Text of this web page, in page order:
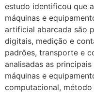
estudo identificou que
máquinas e
artificial abarcada são
digitais, medição e
padrões, transporte e
analisadas as
máquinas e
computacional,